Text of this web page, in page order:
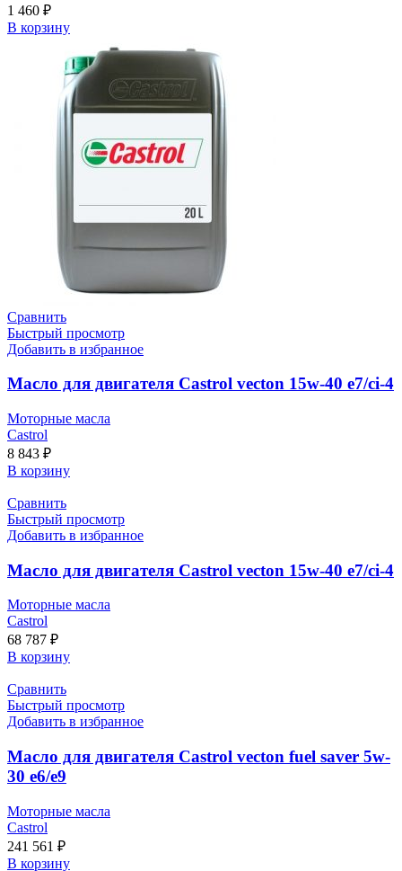
1 460 ₽
В корзину
Сравнить
Быстрый просмотр
Добавить в избранное
Масло для двигателя Castrol vecton 15w-40 e7/ci-4
Моторные масла
Castrol
8 843 ₽
В корзину
Сравнить
Быстрый просмотр
Добавить в избранное
Масло для двигателя Castrol vecton 15w-40 e7/ci-4
Моторные масла
Castrol
68 787 ₽
В корзину
Сравнить
Быстрый просмотр
Добавить в избранное
Масло для двигателя Castrol vecton fuel saver 5w-
30 e6/e9
Моторные масла
Castrol
241 561 ₽
В корзину